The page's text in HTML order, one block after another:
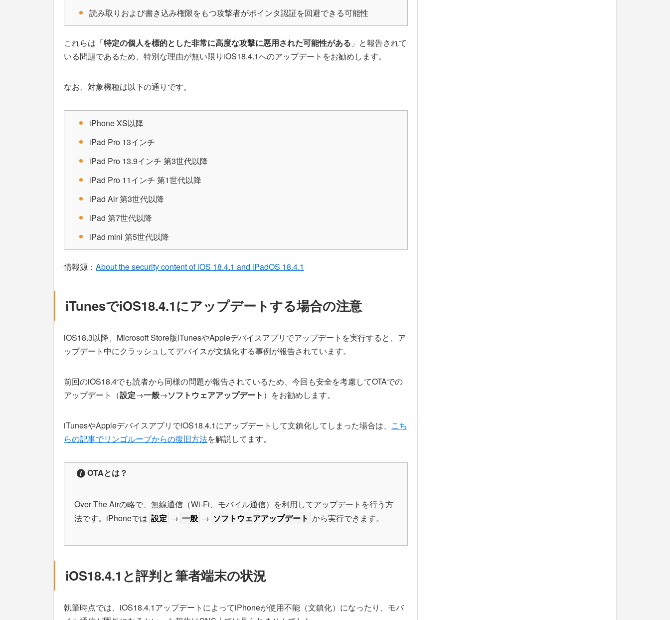
読み取りおよび書き込み権限をもつ攻撃者がポインタ認証を回避できる可能性
これらは「特定の個人を標的とした非常に高度な攻撃に悪用された可能性がある 」と報告されて
いる問題であるため、特別な理由が無い限りiOS18.4.1へのアップデートをお勧めします。
なお、対象機種は以下の通りです。
iPhone XS以降
iPad Pro 13インチ
iPad Pro 13.9インチ 第3世代以降
iPad Pro 11インチ 第1世代以降
iPad Air 第3世代以降
iPad 第7世代以降
iPad mini 第5世代以降
情報源： About the security content of iOS 18.4.1 and iPadOS 18.4.1
iTunesでiOS18.4.1にアップデートする場合の注意
iOS18.3以降、Microsoft Store版iTunesやAppleデバイスアプリでアップデートを実行すると、ア
ップデート中にクラッシュしてデバイスが文鎮化する事例が報告されています。
前回のiOS18.4でも読者から同様の問題が報告されているため、今回も安全を考慮してOTAでの
アップデート（設定→一般→ソフトウェアアップデート ）をお勧めします。
iTunesやAppleデバイスアプリでiOS18.4.1にアップデートして文鎮化してしまった場合は、 こち
らの記事でリンゴループからの復旧方法を解説してます。
OTAとは？
Over The Airの略で、無線通信（Wi-Fi、モバイル通信）を利用してアップデートを行う方
法です。iPhoneでは 設定 → 一般 → ソフトウェアアップデート から実行できます。
iOS18.4.1と評判と筆者端末の状況
執筆時点では、iOS18.4.1アップデートによってiPhoneが使用不能（文鎮化）になったり、モバ